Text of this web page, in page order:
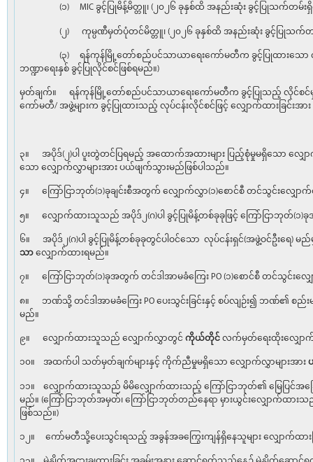
(၁) MIC ခွင့်ပြုမိန့်မိတ္တူ၊ (၂၀၂၆ ခုနှစ်ထိ အနည်းဆုံး ခွင့်ပြုသက်တမ်းရှိ
(၂) ကုမ္ပဏီမှတ်ပုံတင်မိတ္တူ၊ (၂၀၂၆ ခုနှစ်ထိ အနည်းဆုံး ခွင့်ပြုသက်တမ်း
(၃) ရန်ကုန်မြို့တော်စည်ပင်သာယာရေးကော်မတီက ခွင့်ပြုထားသော လုပ်င
ဘဏ္ဍာရေးနှစ် ခွင့်ပြုလိုင်စင်ဖြစ်ရမည်။)
မှတ်ချက်။ ရန်ကုန်မြို့တော်စည်ပင်သာယာရေးကော်မတီက ခွင့်ပြုသည့် လိုင်စင်
ကော်မတီ/ အဖွဲ့များက ခွင့်ပြုထားသည့် လုပ်ငန်းလိုင်စင်ဖြင့် လျှောက်ထား
၃။ အပိုဒ်(၂)ပါ ပူးတွဲတင်ပြရမည့် အထောက်အထားများ ပြည့်စုံမှုမရှိသော လျှော
သော လျှောက်လွှာများအား ပယ်ဖျက်သွားမည်ဖြစ်ပါသည်။
၄။ ကြော်ငြာဘုတ်(၁)ခုချင်းစီအတွက် လျှောက်လွှာ(၁)စောင်စီ တင်သွင်းလျှောက်
၅။ လျှောက်ထားသူသည် အပိုဒ်၂(ဂ)ပါ ခွင့်ပြုမိန့်တစ်ခုခုဖြင့် ကြော်ငြာဘုတ်(၁
၆။ အပိုဒ်၂(ဂ)ပါ ခွင့်ပြုမိန့်တစ်ခုခုတွင်ပါဝင်သော လုပ်ငန်းရှင်(အဖွဲ့ဝင်ဦးရေ)
သာ လျှောက်ထားရမည်။
၇။ ကြော်ငြာဘုတ်(၁)ခုအတွက် တင်ဒါအာမခံကြေး PO (၁)စောင်စီ တင်သွင်းလျှ
၈။ ဘဏ်သို့ တင်ဒါအာမခံကြေး PO ပေးသွင်းခြင်းနှင့် စပ်လျဉ်း၍ ဘဏ်၏ စည်း
မည်။
၉။ လျှောက်ထားသူသည် လျှောက်လွှာတွင်ကိုယ်တိုင် လက်မှတ်ရေးထိုးလျှော
၁၀။ အထက်ပါ သတ်မှတ်ချက်များနှင့် ကိုက်ညီမှုမရှိသော လျှောက်လွှာများအား
၁၁။ လျှောက်ထားသူသည် မိမိလျှောက်ထားသည့် ကြော်ငြာဘုတ်၏ မြေပြင်အခ
မည်။ (ကြော်ငြာဘုတ်အမှတ်၊ ကြော်ငြာဘုတ်တည်နေရာ မှားယွင်းလျှောက်ထ
ဖြစ်သည်။)
၁၂။ ကော်မတီသို့ပေးသွင်းရသည့် အခွန်အခကြွေးကျန်ရှိနေသူများ လျှောက်ထ